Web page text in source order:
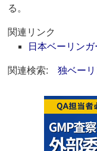
る。
関連リンク
日本ベーリン
関連検索:独ベー